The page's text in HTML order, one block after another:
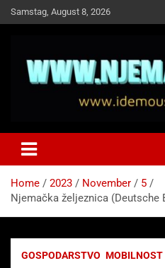
Skip
to
Samstag, August 8, 2026
Idemo u Svijet-
Home 2023 November
5
Njemačka željeznica (Deutsche
GOSPODARSTVO MOBILNOST